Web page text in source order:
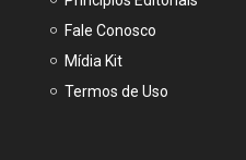
Fale Conosco
Mídia Kit
Termos de Uso